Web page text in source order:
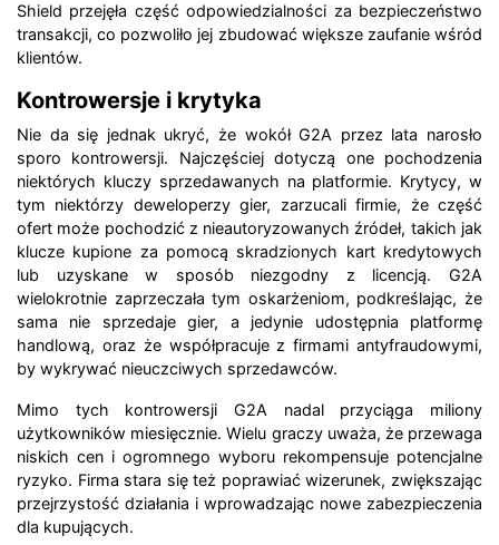
Shield przejęła część odpowiedzialności za bezpieczeństwo
transakcji, co pozwoliło jej zbudować większe zaufanie wśród
klientów.
Kontrowersje i krytyka
Nie da się jednak ukryć, że wokół G2A przez lata narosło
sporo kontrowersji. Najczęściej dotyczą one pochodzenia
niektórych kluczy sprzedawanych na platformie. Krytycy, w
tym niektórzy deweloperzy gier, zarzucali firmie, że część
ofert może pochodzić z nieautoryzowanych źródeł, takich jak
klucze kupione za pomocą skradzionych kart kredytowych
lub uzyskane w sposób niezgodny z licencją. G2A
wielokrotnie zaprzeczała tym oskarżeniom, podkreślając, że
sama nie sprzedaje gier, a jedynie udostępnia platformę
handlową, oraz że współpracuje z firmami antyfraudowymi,
by wykrywać nieuczciwych sprzedawców.
Mimo tych kontrowersji G2A nadal przyciąga miliony
użytkowników miesięcznie. Wielu graczy uważa, że przewaga
niskich cen i ogromnego wyboru rekompensuje potencjalne
ryzyko. Firma stara się też poprawiać wizerunek, zwiększając
przejrzystość działania i wprowadzając nowe zabezpieczenia
dla kupujących.